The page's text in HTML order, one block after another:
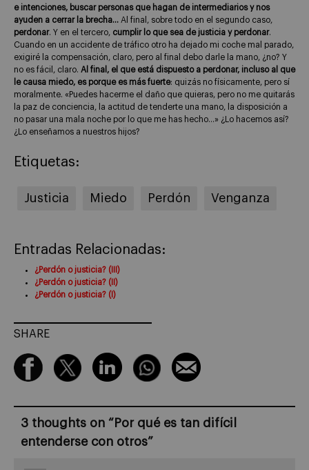
e intenciones, buscar personas que hagan de intermediarios y nos
ayuden a cerrar la brecha… Al final, sobre todo en el segundo caso,
perdonar. Y en el tercero, cumplir lo que sea de justicia y perdonar.
Cuando en un accidente de tráfico otro ha dejado mi coche mal parado,
exigiré la compensación, claro, pero al final debo darle la mano, ¿no? Y
no es fácil, claro. Al final, el que está dispuesto a perdonar, incluso al que
le causa miedo, es porque es más fuerte: quizás no físicamente, pero sí
moralmente. «Puedes hacerme el daño que quieras, pero no me quitarás
la paz de conciencia, la actitud de tenderte una mano, la disposición a
no pasar una mala noche por lo que me has hecho…» ¿Lo hacemos así?
¿Lo enseñamos a nuestros hijos?
Etiquetas:
Justicia Miedo Perdón Venganza
Entradas Relacionadas:
¿Perdón o justicia? (III)
¿Perdón o justicia? (II)
¿Perdón o justicia? (I)
SHARE
3 thoughts on “ Por qué es tan difícil
entenderse con otros”